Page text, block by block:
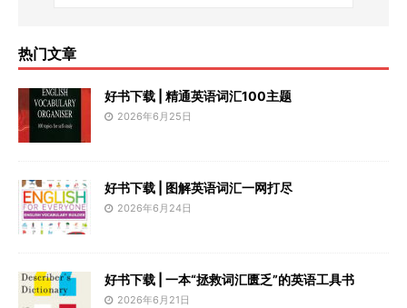
热门文章
好书下载 | 精通英语词汇100主题
2026年6月25日
好书下载 | 图解英语词汇一网打尽
2026年6月24日
好书下载 | 一本“拯救词汇匮乏”的英语工具书
2026年6月21日